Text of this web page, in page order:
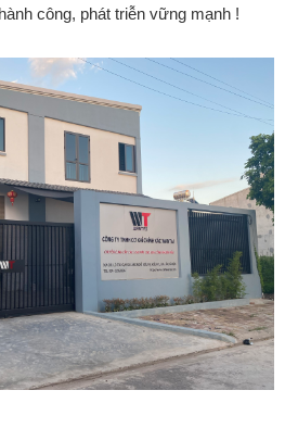
công, phát triễn vững mạnh !